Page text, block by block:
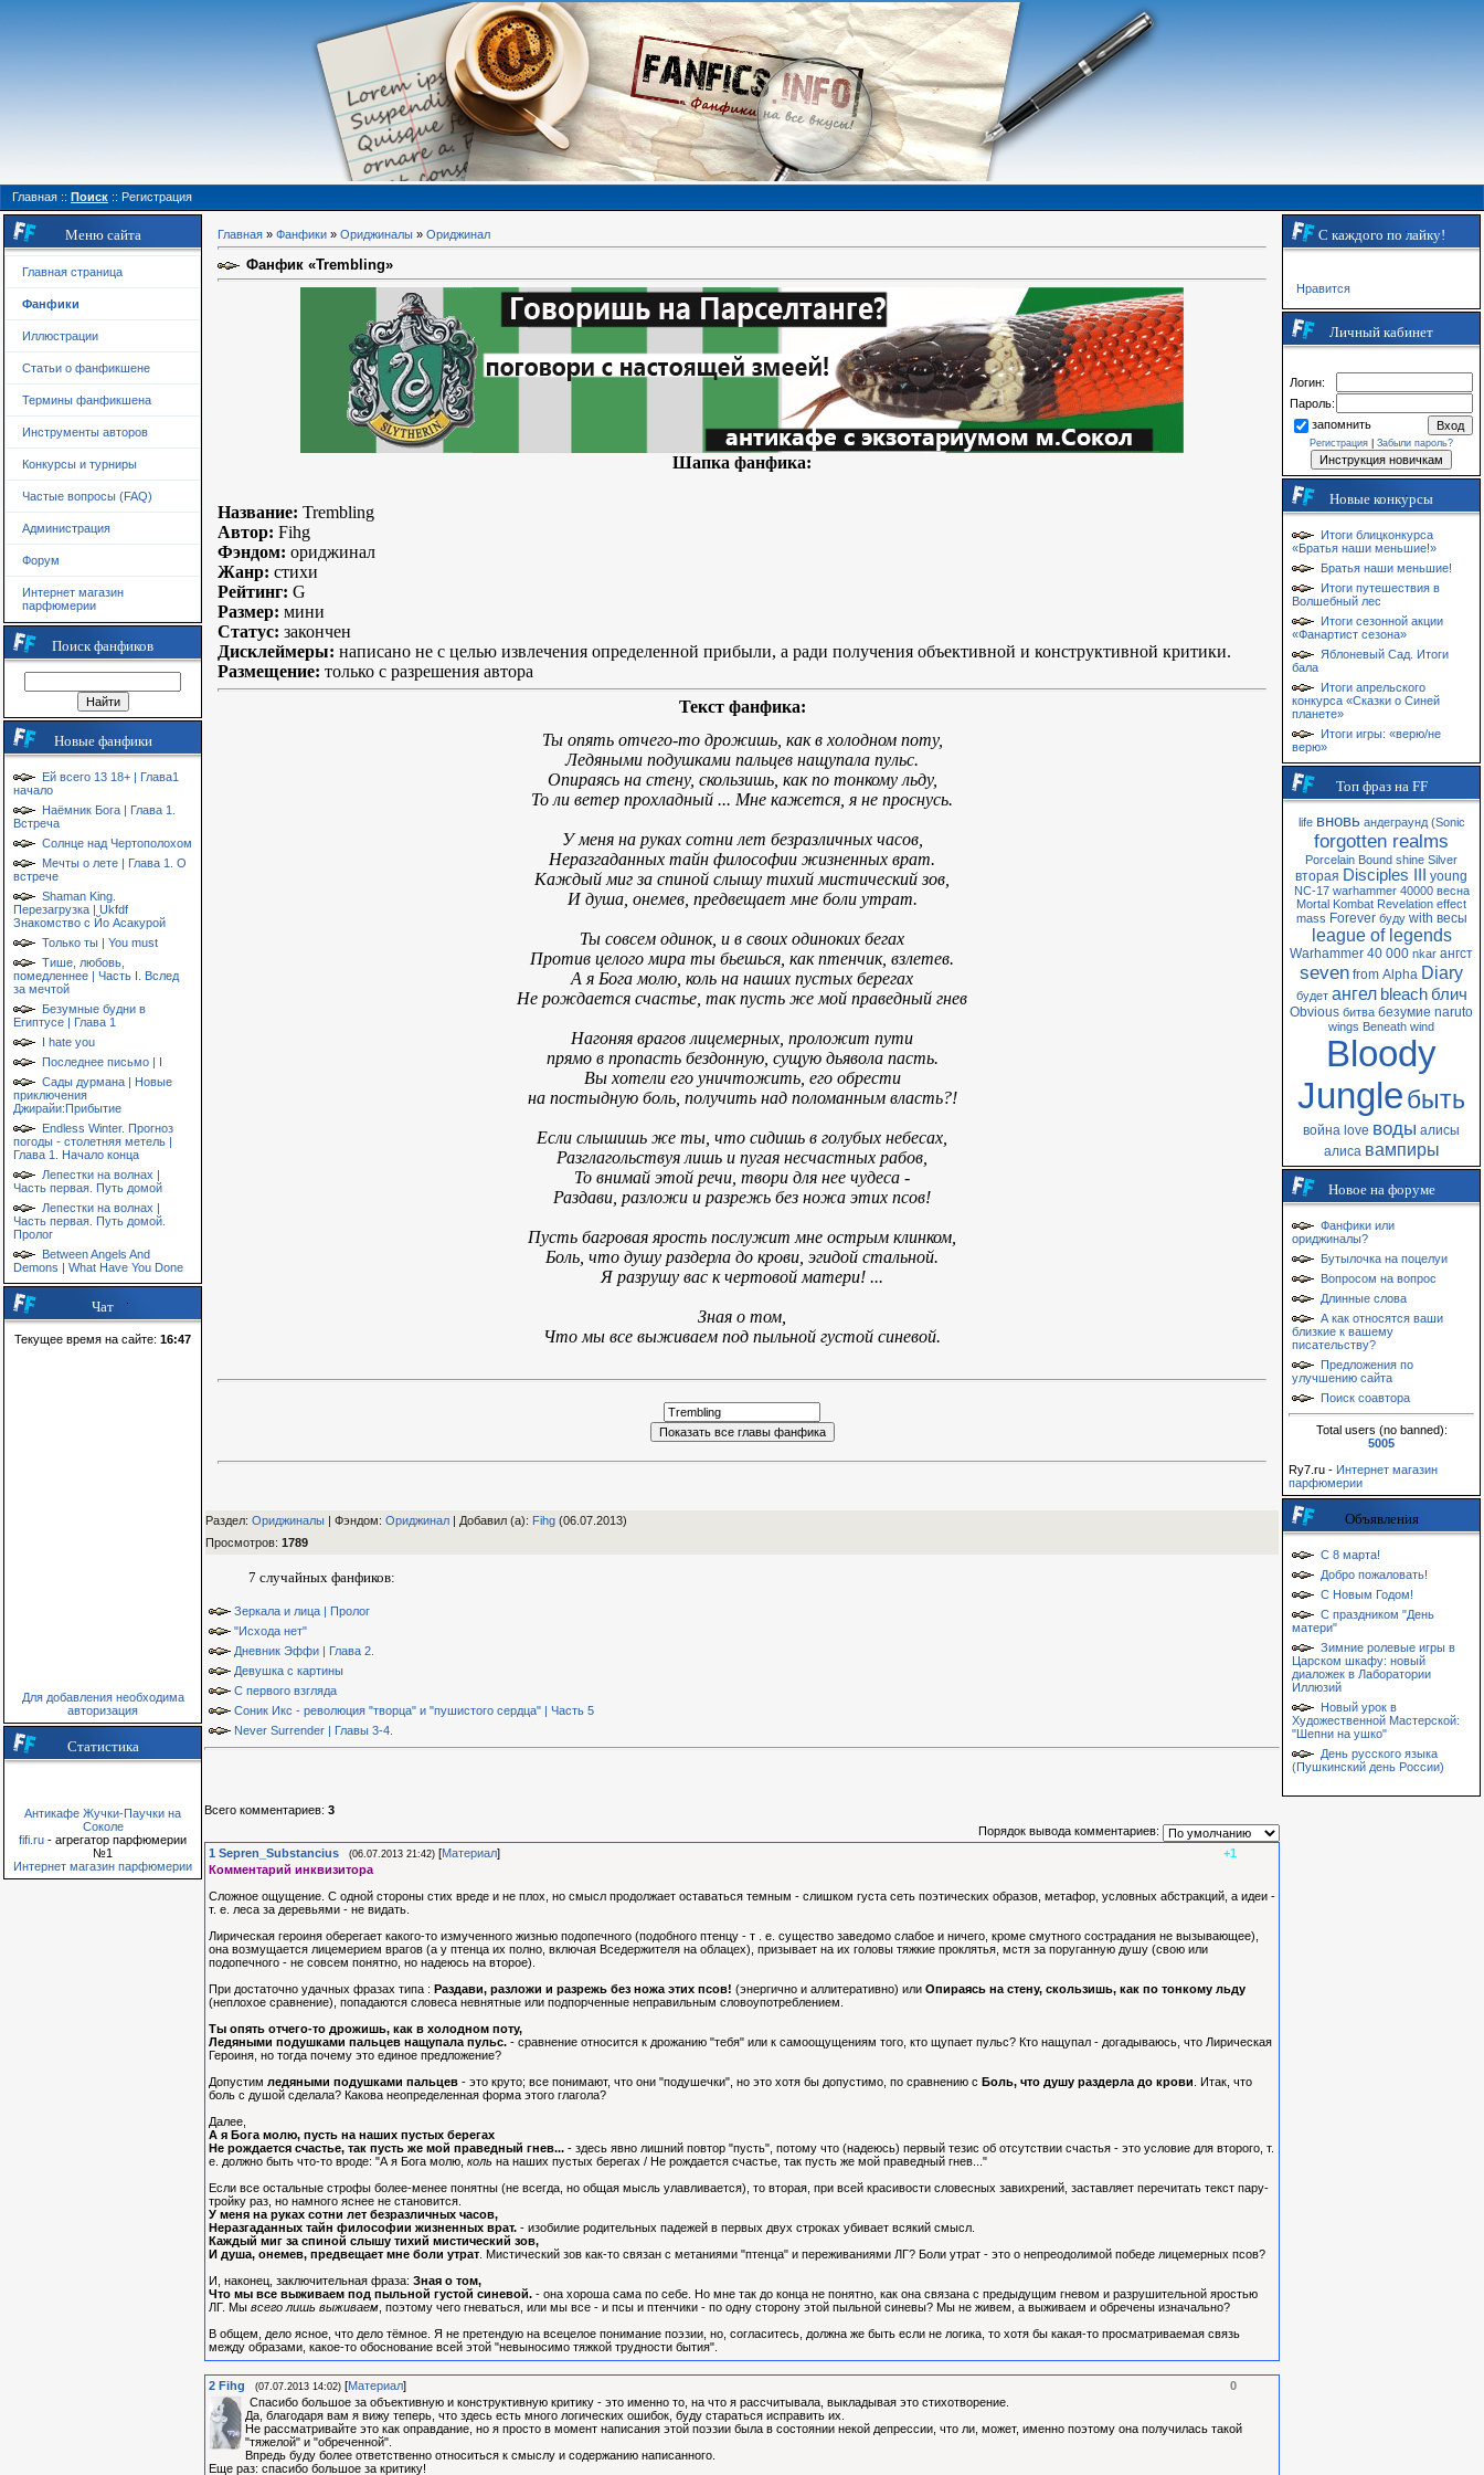
Главная :: Поиск :: Регистрация
Меню сайта
Главная страница
Фанфики
Иллюстрации
Статьи о фанфикшене
Термины фанфикшена
Инструменты авторов
Конкурсы и турниры
Частые вопросы (FAQ)
Администрация
Форум
Интернет магазин
парфюмерии
Поиск фанфиков
Новые фанфики
Ей всего 13 18+ | Глава1
начало
Наёмник Бога | Глава 1.
Встреча
Солнце над Чертополохом
Мечты о лете | Глава 1. О
встрече
Shaman King.
Перезагрузка | Ukfdf
Знакомство с Йо Асакурой
Только ты | You must
Тише, любовь,
помедленнее | Часть I. Вслед
за мечтой
Безумные будни в
Египтусе | Глава 1
I hate you
Последнее письмо | I
Сады дурмана | Новые
приключения
Джирайи:Прибытие
Endless Winter. Прогноз
погоды - столетняя метель |
Глава 1. Начало конца
Лепестки на волнах |
Часть первая. Путь домой
Лепестки на волнах |
Часть первая. Путь домой.
Пролог
Between Angels And
Demons | What Have You Done
Чат
Текущее время на сайте: 16:47
Для добавления необходима
авторизация
Статистика
Антикафе Жучки-Паучки на
Соколе
fifi.ru - агрегатор парфюмерии
№1
Интернет магазин парфюмерии
Главная » Фанфики » Ориджиналы » Ориджинал
Фанфик «Trembling»
Шапка фанфика:
Название: Trembling
Автор: Fihg
Фэндом: ориджинал
Жанр: стихи
Рейтинг: G
Размер: мини
Статус: закончен
Дисклеймеры: написано не с целью извлечения определенной прибыли, а ради получения объективной и конструктивной критики.
Размещение: только с разрешения автора
Текст фанфика:
Ты опять отчего-то дрожишь, как в холодном поту,
Ледяными подушками пальцев нащупала пульс.
Опираясь на стену, скользишь, как по тонкому льду,
То ли ветер прохладный ... Мне кажется, я не проснусь.
У меня на руках сотни лет безразличных часов,
Неразгаданных тайн философии жизненных врат.
Каждый миг за спиной слышу тихий мистический зов,
И душа, онемев, предвещает мне боли утрат.
Ты совсем одинок, и в своих одиноких бегах
Против целого мира ты бьешься, как птенчик, взлетев.
А я Бога молю, коль на наших пустых берегах
Не рождается счастье, так пусть же мой праведный гнев
Нагоняя врагов лицемерных, проложит пути
прямо в пропасть бездонную, сущую дьявола пасть.
Вы хотели его уничтожить, его обрести
на постыдную боль, получить над поломанным власть?!
Если слышишь же ты, что сидишь в голубых небесах,
Разглагольствуя лишь и пугая несчастных рабов,
То внимай этой речи, твори для нее чудеса -
Раздави, разложи и разрежь без ножа этих псов!
Пусть багровая ярость послужит мне острым клинком,
Боль, что душу раздерла до крови, эгидой стальной.
Я разрушу вас к чертовой матери! ...
Зная о том,
Что мы все выживаем под пыльной густой синевой.
Раздел: Ориджиналы | Фэндом: Ориджинал | Добавил (а): Fihg (06.07.2013)
Просмотров: 1789
7 случайных фанфиков:
Зеркала и лица | Пролог
"Исхода нет"
Дневник Эффи | Глава 2.
Девушка с картины
С первого взгляда
Соник Икс - революция "творца" и "пушистого сердца" | Часть 5
Never Surrender | Главы 3-4.
Всего комментариев: 3
Порядок вывода комментариев:
+1
1 Sepren_Substancius (06.07.2013 21:42) [Материал]
Комментарий инквизитора
Сложное ощущение. С одной стороны стих вреде и не плох, но смысл продолжает оставаться темным - слишком густа сеть поэтических образов, метафор, условных абстракций, а идеи -
т. е. леса за деревьями - не видать.
Лирическая героиня оберегает какого-то измученного жизнью подопечного (подобного птенцу - т . е. существо заведомо слабое и ничего, кроме смутного сострадания не вызывающее),
она возмущается лицемерием врагов (а у птенца их полно, включая Вседержителя на облацех), призывает на их головы тяжкие проклятья, мстя за поруганную душу (свою или
подопечного - не совсем понятно, но надеюсь на второе).
При достаточно удачных фразах типа : Раздави, разложи и разрежь без ножа этих псов! (энергично и аллитеративно) или Опираясь на стену, скользишь, как по тонкому льду
(неплохое сравнение), попадаются словеса невнятные или подпорченные неправильным словоупотреблением.
Ты опять отчего-то дрожишь, как в холодном поту,
Ледяными подушками пальцев нащупала пульс. - сравнение относится к дрожанию "тебя" или к самоощущениям того, кто щупает пульс? Кто нащупал - догадываюсь, что Лирическая
Героиня, но тогда почему это единое предложение?
Допустим ледяными подушками пальцев - это круто; все понимают, что они "подушечки", но это хотя бы допустимо, по сравнению с Боль, что душу раздерла до крови . Итак, что
боль с душой сделала? Какова неопределенная форма этого глагола?
Далее,
А я Бога молю, пусть на наших пустых берегах
Не рождается счастье, так пусть же мой праведный гнев... - здесь явно лишний повтор "пусть", потому что (надеюсь) первый тезис об отсутствии счастья - это условие для второго, т.
е. должно быть что-то вроде: "А я Бога молю, коль на наших пустых берегах / Не рождается счастье, так пусть же мой праведный гнев..."
Если все остальные строфы более-менее понятны (не всегда, но общая мысль улавливается), то вторая, при всей красивости словесных завихрений, заставляет перечитать текст пару-
тройку раз, но намного яснее не становится.
У меня на руках сотни лет безразличных часов,
Неразгаданных тайн философии жизненных врат. - изобилие родительных падежей в первых двух строках убивает всякий смысл.
Каждый миг за спиной слышу тихий мистический зов,
И душа, онемев, предвещает мне боли утрат . Мистический зов как-то связан с метаниями "птенца" и переживаниями ЛГ? Боли утрат - это о непреодолимой победе лицемерных псов?
И, наконец, заключительная фраза: Зная о том,
Что мы все выживаем под пыльной густой синевой. - она хороша сама по себе. Но мне так до конца не понятно, как она связана с предыдущим гневом и разрушительной яростью
ЛГ. Мы всего лишь выживаем , поэтому чего гневаться, или мы все - и псы и птенчики - по одну сторону этой пыльной синевы? Мы не живем, а выживаем и обречены изначально?
В общем, дело ясное, что дело тёмное. Я не претендую на всецелое понимание поэзии, но, согласитесь, должна же быть если не логика, то хотя бы какая-то просматриваемая связь
между образами, какое-то обоснование всей этой "невыносимо тяжкой трудности бытия".
0
2 Fihg (07.07.2013 14:02) [Материал]
Спасибо большое за объективную и конструктивную критику - это именно то, на что я рассчитывала, выкладывая это стихотворение.
Да, благодаря вам я вижу теперь, что здесь есть много логических ошибок, буду стараться исправить их.
Не рассматривайте это как оправдание, но я просто в момент написания этой поэзии была в состоянии некой депрессии, что ли, может, именно поэтому она получилась такой
"тяжелой" и "обреченной".
Впредь буду более ответственно относиться к смыслу и содержанию написанного.
Еще раз: спасибо большое за критику!
С каждого по лайку!
Нравится
Личный кабинет
Логин:
Пароль:
запомнить
Регистрация Забыли пароль?
Новые конкурсы
Итоги блицконкурса
«Братья наши меньшие!»
Братья наши меньшие!
Итоги путешествия в
Волшебный лес
Итоги сезонной акции
«Фанартист сезона»
Яблоневый Сад. Итоги
бала
Итоги апрельского
конкурса «Сказки о Синей
планете»
Итоги игры: «верю/не
верю»
Топ фраз на FF
life вновь андеграунд (Sonic
forgotten realms
Porcelain Bound shine Silver
вторая Disciples III young
NC-17 warhammer 40000 весна
Mortal Kombat Revelation effect
mass Forever буду with весы
league of legends
Warhammer 40 000 nkar ангст
seven from Alpha Diary
будет ангел bleach блич
Obvious битва безумие naruto
wings Beneath wind
Bloody
Jungleбыть
война love воды алисы
алиса вампиры
Новое на форуме
Фанфики или
ориджиналы?
Бутылочка на поцелуи
Вопросом на вопрос
Длинные слова
А как относятся ваши
близкие к вашему
писательству?
Предложения по
улучшению сайта
Поиск соавтора
Total users (no banned):
5005
Ry7.ru - Интернет магазин
парфюмерии
Объявления
С 8 марта!
Добро пожаловать!
С Новым Годом!
С праздником "День
матери"
Зимние ролевые игры в
Царском шкафу: новый
диаложек в Лаборатории
Иллюзий
Новый урок в
Художественной Мастерской:
"Шепни на ушко"
День русского языка
(Пушкинский день России)